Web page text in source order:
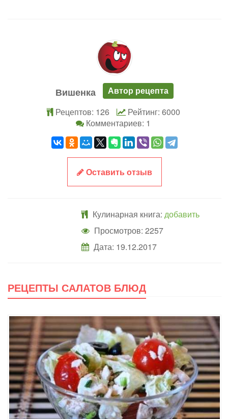
Вишенка
Автор рецепта
Рецептов: 126
Рейтинг: 6000
Комментариев: 1
Оставить отзыв
Кулинарная книга: добавить
Просмотров: 2257
Дата: 19.12.2017
РЕЦЕПТЫ САЛАТОВ БЛЮД